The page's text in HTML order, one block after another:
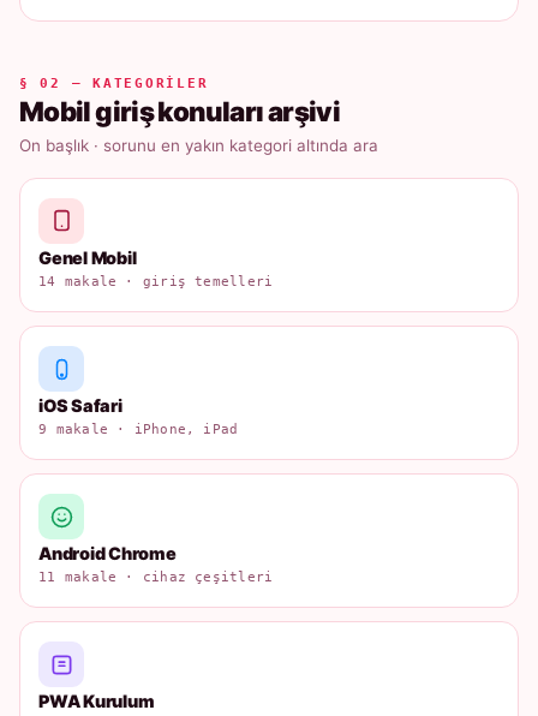
§ 02 — KATEGORILER
Mobil giriş konuları arşivi
On başlık · sorunu en yakın kategori altında ara
Genel Mobil
14 makale · giriş temelleri
iOS Safari
9 makale · iPhone, iPad
Android Chrome
11 makale · cihaz çeşitleri
PWA Kurulum